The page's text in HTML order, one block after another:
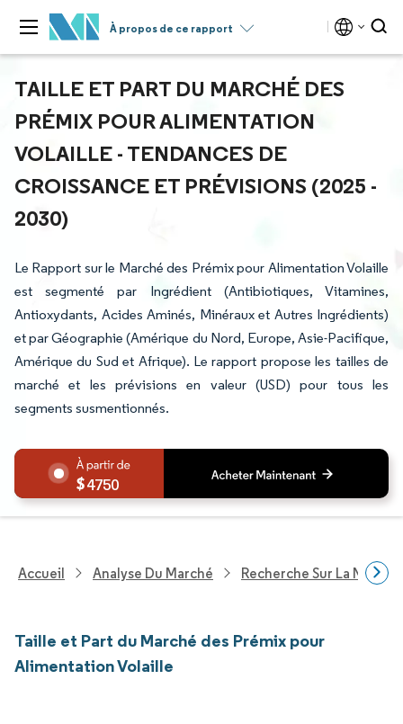
À propos de ce rapport
TAILLE ET PART DU MARCHÉ DES
PRÉMIX POUR ALIMENTATION
VOLAILLE - TENDANCES DE
CROISSANCE ET PRÉVISIONS (2025 -
2030)
Le Rapport sur le Marché des Prémix pour Alimentation Volaille
est segmenté par Ingrédient (Antibiotiques, Vitamines,
Antioxydants, Acides Aminés, Minéraux et Autres Ingrédients)
et par Géographie (Amérique du Nord, Europe, Asie-Pacifique,
Amérique du Sud et Afrique). Le rapport propose les tailles de
marché et les prévisions en valeur (USD) pour tous les
segments susmentionnés.
4750
Accueil Analyse Du Marché Recherche Sur La
Taille et Part du Marché des Prémix pour
Alimentation Volaille